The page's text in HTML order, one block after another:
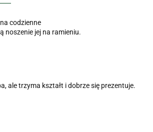
codzienne
noszenie jej na ramieniu.
ale trzyma kształt i dobrze się prezentuje.